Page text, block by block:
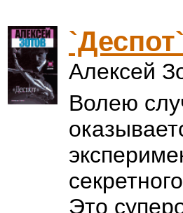
Алексей
Волею
Это